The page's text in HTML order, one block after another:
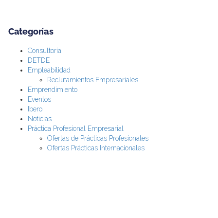
Categorías
Consultoría
DETDE
Empleabilidad
Reclutamientos Empresariales
Emprendimiento
Eventos
Ibero
Noticias
Práctica Profesional Empresarial
Ofertas de Prácticas Profesionales
Ofertas Prácticas Internacionales